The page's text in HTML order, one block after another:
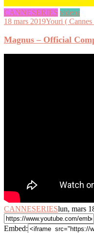
CANNESERIES videos
18 mars 2019Youri (
Magnus – Official
CANNESERIESlun, mars
Embed: